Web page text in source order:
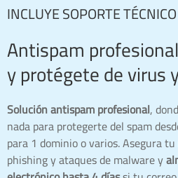
INCLUYE SOPORTE
Antispam
y protégete de virus
Solución antispam profesional,
nada para protegerte del spam
para 1 dominio o varios. Asegura
phishing y ataques de malware y